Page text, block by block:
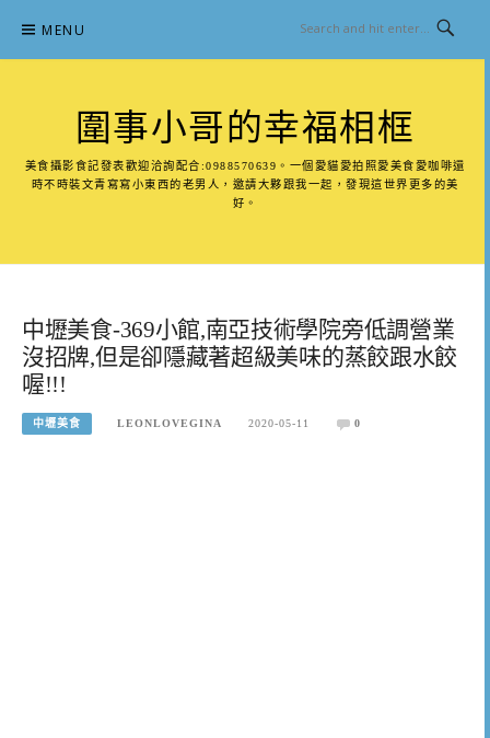
content
MENU
圍事小哥的幸福相框
美食攝影食記發表歡迎洽詢配合:0988570639。一個愛貓愛拍照愛美食愛咖啡還
時不時裝文青寫寫小東西的老男人，邀請大夥跟我一起，發現這世界更多的美
好。
中壢美食-369小館,南亞技術學院旁低調營業
沒招牌,但是卻隱藏著超級美味的蒸餃跟水餃
喔!!!
中壢美食 LEONLOVEGINA 2020-05-11 0